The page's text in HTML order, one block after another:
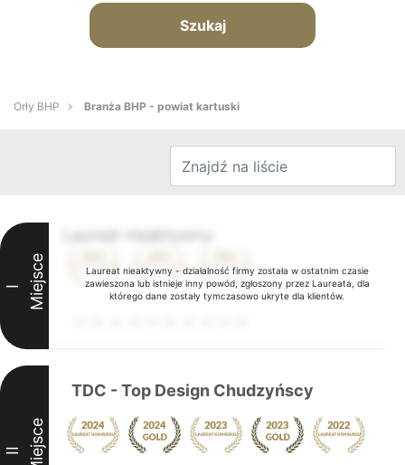
Szukaj
Orły BHP Branża BHP - powiat kartuski
Laureat nieaktywny - działalność firmy została w ostatnim czasie
zawieszona lub istnieje inny powód, zgłoszony przez Laureata, dla
którego dane zostały tymczasowo ukryte dla klientów.
I Miejsce
II Miejsce
TDC - Top Design Chudzyńscy